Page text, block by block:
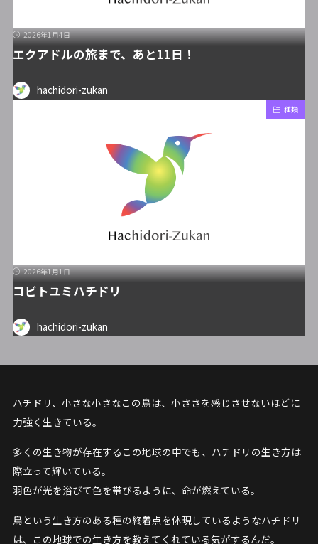
2026年1月4日
エクアドルの旅まで、あと11日！
hachidori-zukan
種類
2026年1月1日
コビトユミハチドリ
hachidori-zukan
ハチドリ、小さな小さなこの鳥は、小ささを感じさせないほどに
力強く生きている。
多くの生き物が存在するこの地球の中でも、ハチドリの生き方は
際立って輝いている。
羽色が光を浴びて色を帯びるように、命が燃えている。
鳥という生き方のある種の終着点を体現しているようなハチドリ
は、この地球での生き方を教えてくれている気がするんだ。